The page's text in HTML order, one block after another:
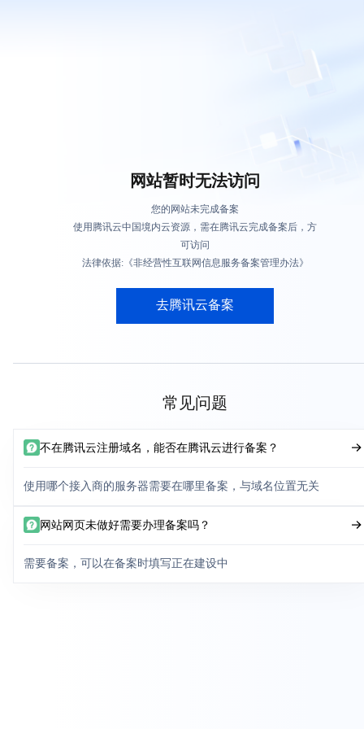
网站暂时无法访问
您的网站未完成备案
使用腾讯云中国境内云资源，需在腾讯云完成备案后，方
可访问
法律依据:《非经营性互联网信息服务备案管理办法》
去腾讯云备案
常见问题
不在腾讯云注册域名，能否在腾讯云进行备案？
使用哪个接入商的服务器需要在哪里备案，与域名位置无关
网站网页未做好需要办理备案吗？
需要备案，可以在备案时填写正在建设中